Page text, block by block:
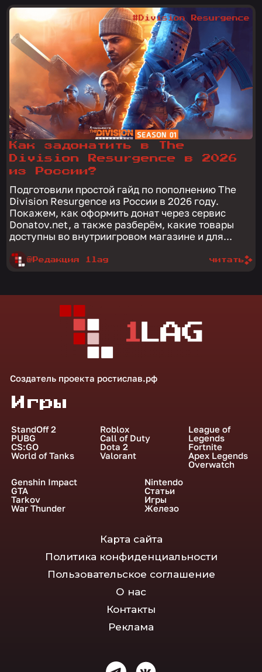
Как задонатить в The
Division Resurgence в 2026
из России?
Подготовили простой гайд по пополнению The
Division Resurgence из России в 2026 году.
Покажем, как оформить донат через сервис
Donatov.net, а также разберём, какие товары
доступны во внутриигровом магазине и для...
@Редакция 1lag
#Division Resurgence
читать
Создатель проекта ростислав.рф
Игры
StandOff 2
PUBG
CS:GO
World of Tanks
Roblox
Call of Duty
Dota 2
Valorant
League of
Legends
Fortnite
Apex Legends
Overwatch
Genshin Impact
GTA
Tarkov
War Thunder
Nintendo
Статьи
Игры
Железо
Карта сайта
Политика конфиденциальности
Пользовательское соглашение
О нас
Контакты
Реклама